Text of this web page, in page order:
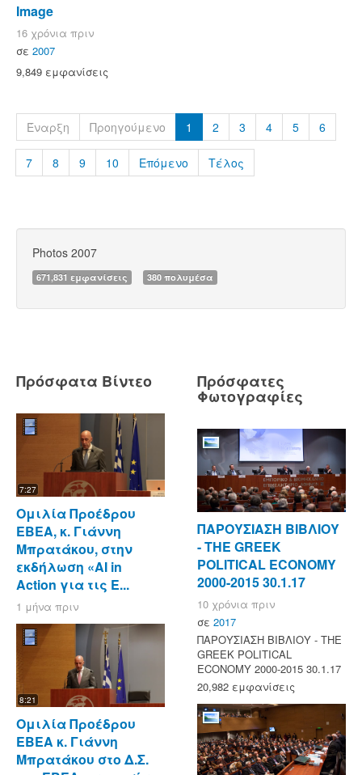
Image
16 χρόνια πριν
σε 2007
9,849 εμφανίσεις
Έναρξη Προηγούμενο 1 2 3 4 5 6
7 8 9 10 Επόμενο Τέλος
Photos 2007
671,831 εμφανίσεις 380 πολυμέσα
Πρόσφατα Βίντεο
7:27
Ομιλία Προέδρου
ΕΒΕΑ, κ. Γιάννη
Μπρατάκου, στην
εκδήλωση «AI in
Action για τις Ε...
1 μήνα πριν
8:21
Ομιλία Προέδρου
ΕΒΕΑ κ. Γιάννη
Μπρατάκου στο Δ.Σ.
Πρόσφατες
Φωτογραφίες
ΠΑΡΟΥΣΙΑΣΗ ΒΙΒΛΙΟΥ
- ΤΗΕ GREEK
POLITICAL ECONOMY
2000-2015 30.1.17
10 χρόνια πριν
σε 2017
ΠΑΡΟΥΣΙΑΣΗ ΒΙΒΛΙΟΥ - ΤΗΕ
GREEK POLITICAL
ECONOMY 2000-2015 30.1.17
20,982 εμφανίσεις